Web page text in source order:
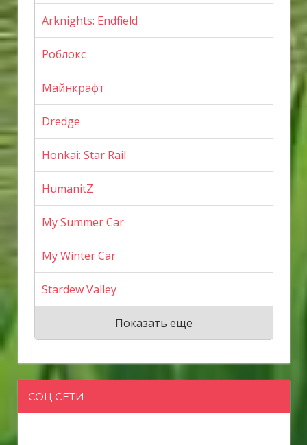
Arknights: Endfield
Роблокс
Майнкрафт
Dredge
Honkai: Star Rail
HumanitZ
My Summer Car
My Winter Car
Stardew Valley
Показать еще
СОЦ СЕТИ